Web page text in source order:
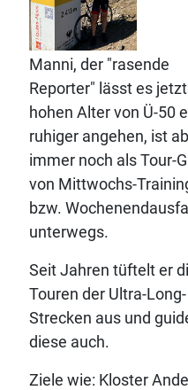
Manni, der "rasende
Reporter" lässt es
hohen Alter von Ü-50
ruhiger angehen, ist
immer noch als Tour-
von Mittwochs-
bzw.
unterwegs.
Seit Jahren tüftelt er
Touren der Ultra-Long-
Strecken aus und
diese auch.
Ziele wie: Kloster